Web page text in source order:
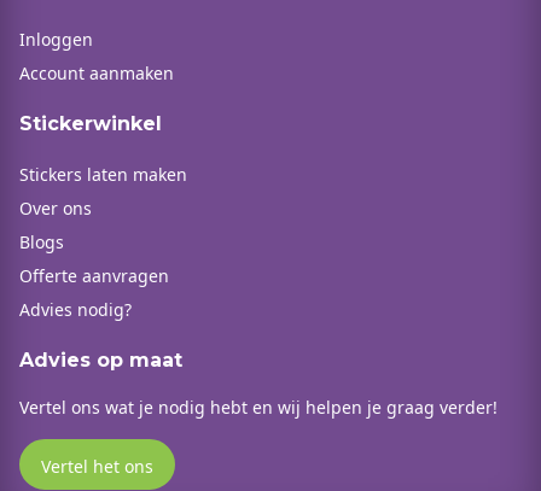
Inloggen
Account aanmaken
Stickerwinkel
Stickers laten maken
Over ons
Blogs
Offerte aanvragen
Advies nodig?
Advies op maat
Vertel ons wat je nodig hebt en wij helpen je graag verder!
Vertel het ons